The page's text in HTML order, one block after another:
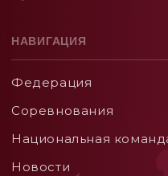
НАВИГАЦИЯ
Федерация
Соревнования
Национальная
Новости